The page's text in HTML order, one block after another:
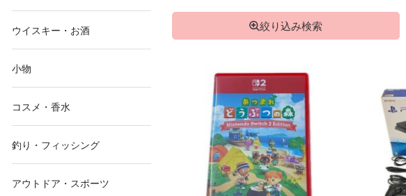
ウイスキー・お酒
小物
コスメ・香水
釣り・フィッシング
アウトドア・スポーツ
絞り込み検索